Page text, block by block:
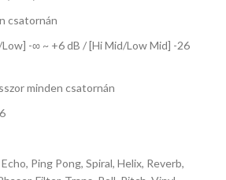
csatornán
-∞ ~ +6 dB / [Hi Mid/Low Mid] -26
minden csatornán
Ping Pong, Spiral, Helix, Reverb,